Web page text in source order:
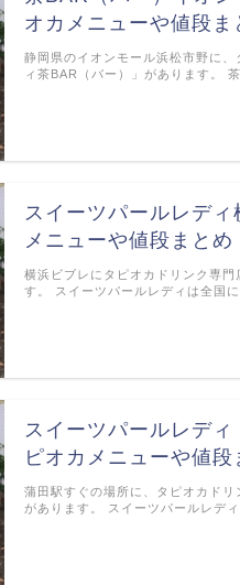
オカメニューや値段ま
静岡県のイオンモール浜松市野に
ィ茶BAR（バー）」があります。
スイーツパールレデ
メニューや値段まとめ
横浜ビブレにタピオカドリンク専
す。 スイーツパールレディは全国
スイーツパールレデ
ピオカメニューや値段
蒲田駅すぐの場所に、タピオカドリ
があります。 スイーツパールレデ